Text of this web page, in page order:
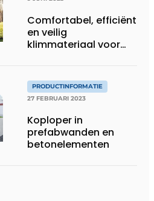
Comfortabel, efficiënt
en veilig
klimmateriaal voor
PRODUCTINFORMATIE
27 FEBRUARI 2023
Koploper in
prefabwanden en
betonelementen